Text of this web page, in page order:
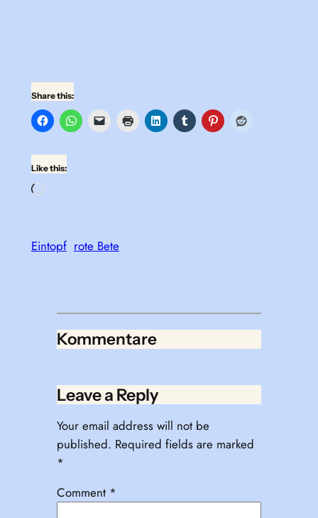
Share this:
Like this:
Loading…
Eintopf rote Bete
Kommentare
Leave a Reply
Your email address will not be
published. Required fields are marked
*
Comment *